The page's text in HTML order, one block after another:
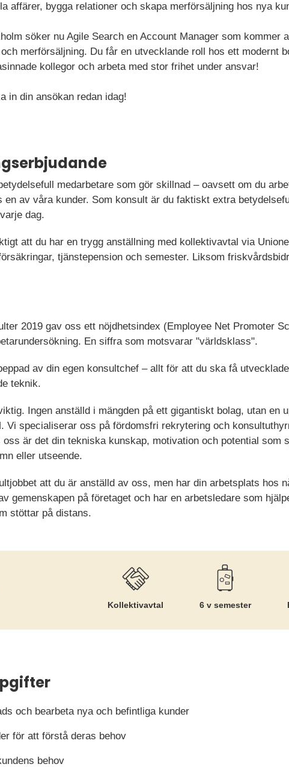
affärer, bygga relationer och skapa merförsäljning hos nya
söker nu Agile Search en Account Manager som kommer
merförsäljning. Du får en utvecklande roll hos ett modernt
kollegor och arbeta med stor frihet under ansvar!
in din ansökan redan idag!
medarbetare som gör skillnad – oavsett om du
en av våra kunder. Som konsult är du faktiskt extra
dag.
att du har en trygg anställning med kollektivavtal via
tjänstepension och semester. Liksom
2019 gav oss ett nöjdhetsindex (Employee Net Promoter
En siffra som motsvarar "världsklass".
av din egen konsultchef – allt för att du ska få
teknik.
Ingen anställd i mängden på ett gigantiskt bolag, utan en
Vi specialiserar oss på fördomsfri rekrytering och
är det din tekniska kunskap, motivation och potential som
eller utseende.
att du är anställd av oss, men har din arbetsplats hos
gemenskapen på företaget och har en arbetsledare som
stöttar på distans.
Kollektiv­avtal 6 v semester
och bearbeta nya och befintliga kunder
för att förstå deras behov
behov